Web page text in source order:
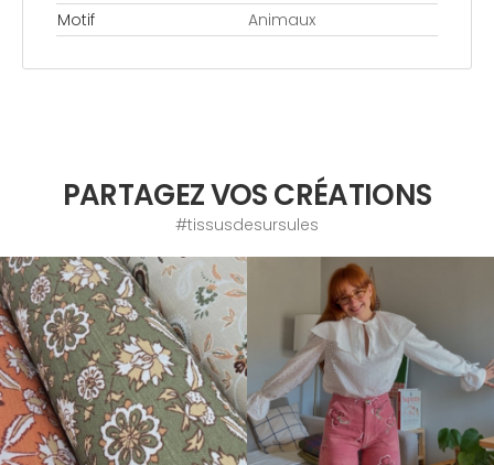
Motif
Animaux
PARTAGEZ VOS CRÉATIONS
#tissusdesursules